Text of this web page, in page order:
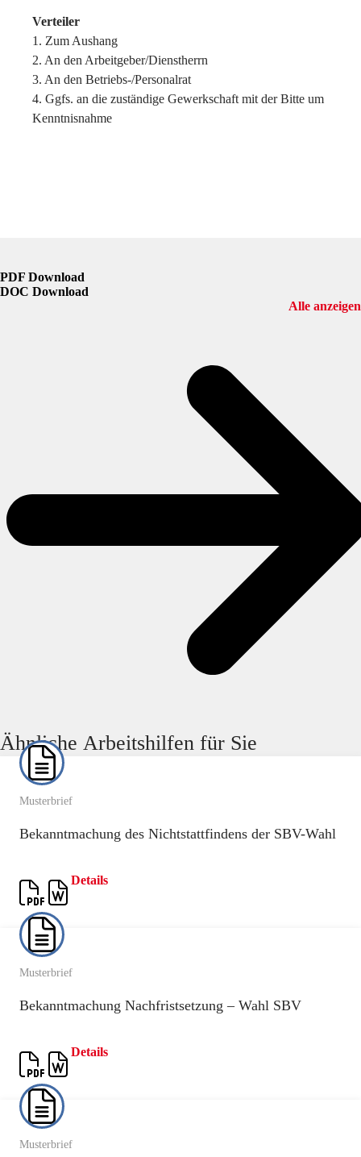
Verteiler
1. Zum Aushang
2. An den Arbeitgeber/Dienstherrn
3. An den Betriebs-/Personalrat
4. Ggfs. an die zuständige Gewerkschaft mit der Bitte um
Kenntnisnahme
PDF Download
DOC Download
Ähnliche Arbeitshilfen für Sie
Alle anzeigen
Musterbrief
Bekanntmachung des Nichtstattfindens der SBV-Wahl
Details
Musterbrief
Bekanntmachung Nachfristsetzung – Wahl SBV
Details
Musterbrief